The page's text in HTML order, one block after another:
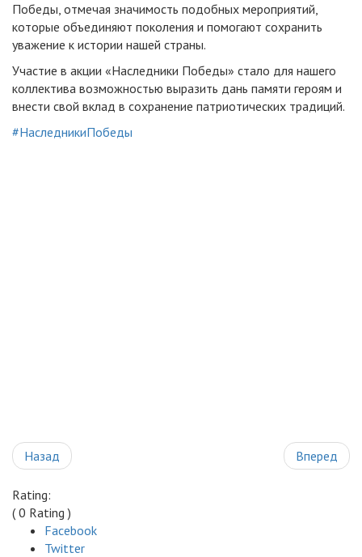
Победы, отмечая значимость подобных мероприятий,
которые объединяют поколения и помогают сохранить
уважение к истории нашей страны.
Участие в акции «Наследники Победы» стало для нашего
коллектива возможностью выразить дань памяти героям и
внести свой вклад в сохранение патриотических традиций.
#НаследникиПобеды
Назад Вперед
Rating:
( 0 Rating )
Facebook
Twitter